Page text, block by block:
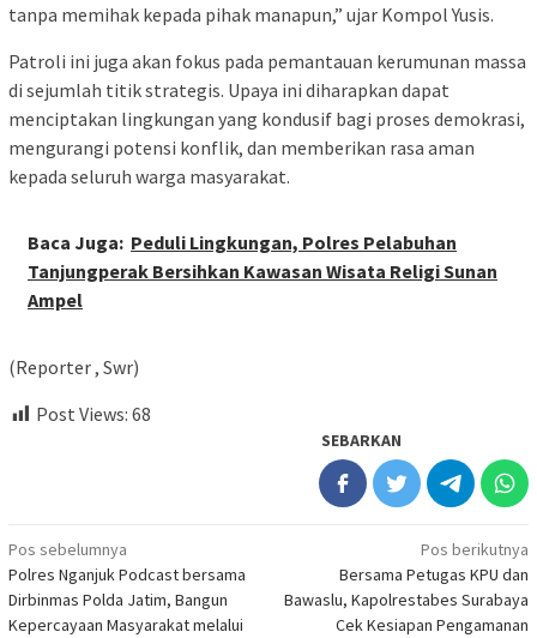
tanpa memihak kepada pihak manapun,” ujar Kompol Yusis.
Patroli ini juga akan fokus pada pemantauan kerumunan massa
di sejumlah titik strategis. Upaya ini diharapkan dapat
menciptakan lingkungan yang kondusif bagi proses demokrasi,
mengurangi potensi konflik, dan memberikan rasa aman
kepada seluruh warga masyarakat.
Baca Juga: Peduli Lingkungan, Polres Pelabuhan
Tanjungperak Bersihkan Kawasan Wisata Religi Sunan
Ampel
(Reporter , Swr)
Post Views: 68
SEBARKAN
Navigasi
pos
Pos sebelumnya
Polres Nganjuk Podcast bersama
Dirbinmas Polda Jatim, Bangun
Kepercayaan Masyarakat melalui
Pos berikutnya
Bersama Petugas KPU dan
Bawaslu, Kapolrestabes Surabaya
Cek Kesiapan Pengamanan